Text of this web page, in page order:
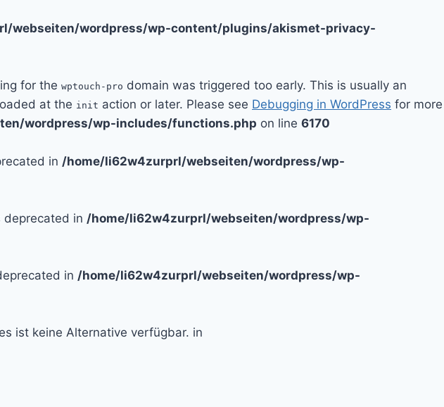
webseiten/wordpress/wp-content/plugins/akismet-privacy-
for the wptouch-pro domain was triggered too early. This is usually an
at the init action or later. Please see Debugging in WordPress for more
wordpress/wp-includes/functions.php on line 6170
in /home/li62w4zurprl/webseiten/wordpress/wp-
deprecated in /home/li62w4zurprl/webseiten/wordpress/wp-
in /home/li62w4zurprl/webseiten/wordpress/wp-
ist keine Alternative verfügbar. in